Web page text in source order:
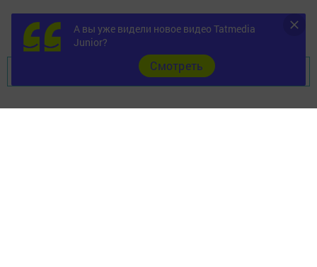
ПРАВОСЛАВИЕ
Перейти на страницу новости
А вы уже видели новое видео Tatmedia
Junior?
Cмотреть